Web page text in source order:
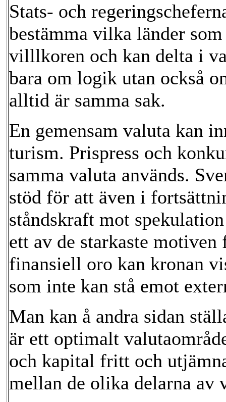
Stats- och
bestämma vilka länder
villlkoren och kan delta i
bara om logik utan också
alltid är samma sak.
En gemensam valuta kan
turism. Prispress och
samma valuta används.
stöd för att även i
ståndskraft mot
ett av de starkaste
finansiell oro kan kronan
som inte kan stå emot
Man kan å andra sidan
är ett optimalt
och kapital fritt och
mellan de olika delarna av